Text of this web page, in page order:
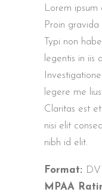
Lorem
Proin
Typi non
legentis in iis
legere me
Claritas est
nisi elit
nibh id elit.
Format:
MPAA